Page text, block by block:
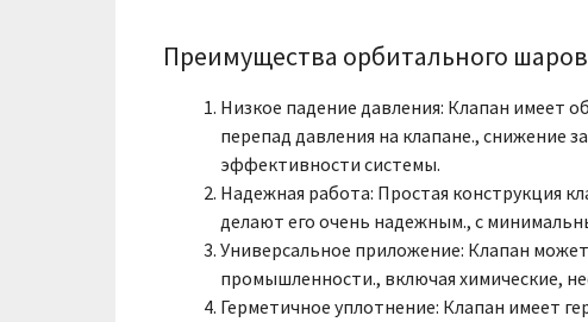
Преимущества орбитального
Низкое падение давления: Клапан
перепад давления на клапане., снижение
эффективности системы.
Надежная работа: Простая конструкция
делают его очень надежным., с
Универсальное приложение: Клапан
промышленности., включая химические,
Герметичное уплотнение: Клапан имеет